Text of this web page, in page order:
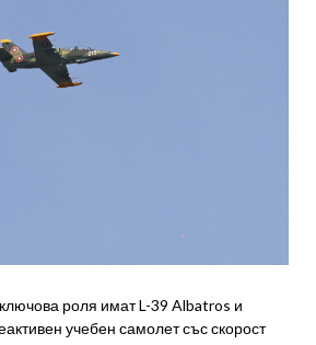
роля имат L-39 Albatros и
учебен самолет със скорост